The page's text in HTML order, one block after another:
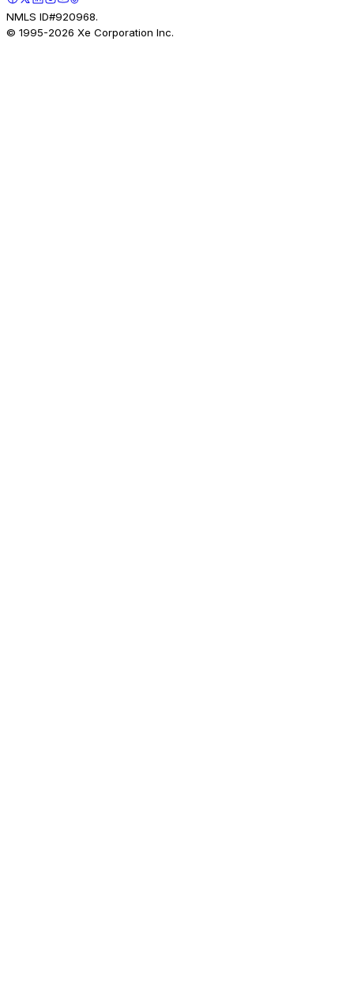
NMLS ID#920968.
© 1995-2026 Xe Corporation Inc.